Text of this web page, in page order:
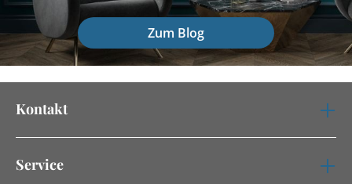
Zum Blog
Kontakt
Service